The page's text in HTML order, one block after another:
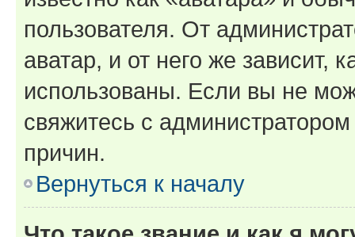
пользователя. От
аватар, и от него же зависит,
использованы. Если вы не
свяжитесь с
причин.
Вернуться к началу